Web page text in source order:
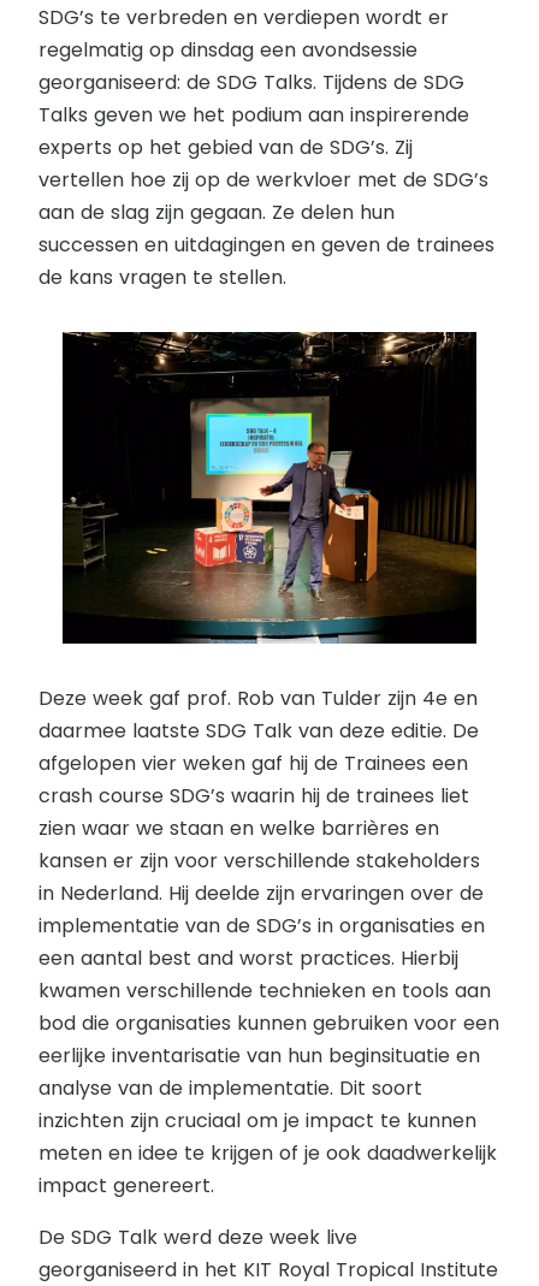
SDG’s te verbreden en verdiepen wordt er
regelmatig op dinsdag een avondsessie
georganiseerd: de SDG Talks. Tijdens de SDG
Talks geven we het podium aan inspirerende
experts op het gebied van de SDG’s. Zij
vertellen hoe zij op de werkvloer met de SDG’s
aan de slag zijn gegaan. Ze delen hun
successen en uitdagingen en geven de trainees
de kans vragen te stellen.
Deze week gaf prof. Rob van Tulder zijn 4e en
daarmee laatste SDG Talk van deze editie. De
afgelopen vier weken gaf hij de Trainees een
crash course SDG’s waarin hij de trainees liet
zien waar we staan en welke barrières en
kansen er zijn voor verschillende stakeholders
in Nederland. Hij deelde zijn ervaringen over de
implementatie van de SDG’s in organisaties en
een aantal best and worst practices. Hierbij
kwamen verschillende technieken en tools aan
bod die organisaties kunnen gebruiken voor een
eerlijke inventarisatie van hun beginsituatie en
analyse van de implementatie. Dit soort
inzichten zijn cruciaal om je impact te kunnen
meten en idee te krijgen of je ook daadwerkelijk
impact genereert.
De SDG Talk werd deze week live
georganiseerd in het KIT Royal Tropical Institute